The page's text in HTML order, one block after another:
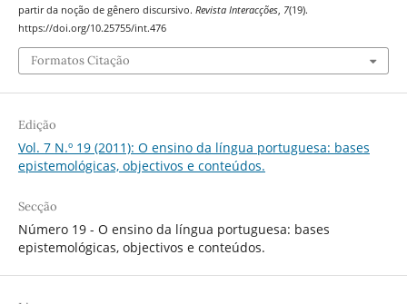
partir da noção de gênero discursivo. Revista Interacções, 7(19).
https://doi.org/10.25755/int.476
Formatos Citação
Edição
Vol. 7 N.º 19 (2011): O ensino da língua portuguesa: bases
epistemológicas, objectivos e conteúdos.
Secção
Número 19 - O ensino da língua portuguesa: bases
epistemológicas, objectivos e conteúdos.